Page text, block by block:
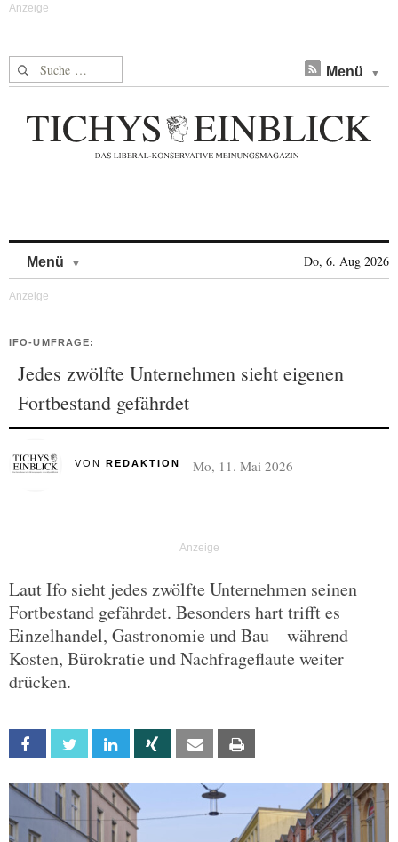
Suche nach: Menü
Menü Do, 6. Aug 2026
IFO-UMFRAGE:
Jedes zwölfte Unternehmen sieht eigenen
Fortbestand gefährdet
VON REDAKTION Mo, 11. Mai 2026
Laut Ifo sieht jedes zwölfte Unternehmen seinen
Fortbestand gefährdet. Besonders hart trifft es
Einzelhandel, Gastronomie und Bau – während
Kosten, Bürokratie und Nachfrageflaute weiter
drücken.
Facebook Twitter Linkedin Xing Email